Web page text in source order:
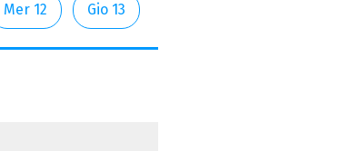
Mer 12 Gio 13